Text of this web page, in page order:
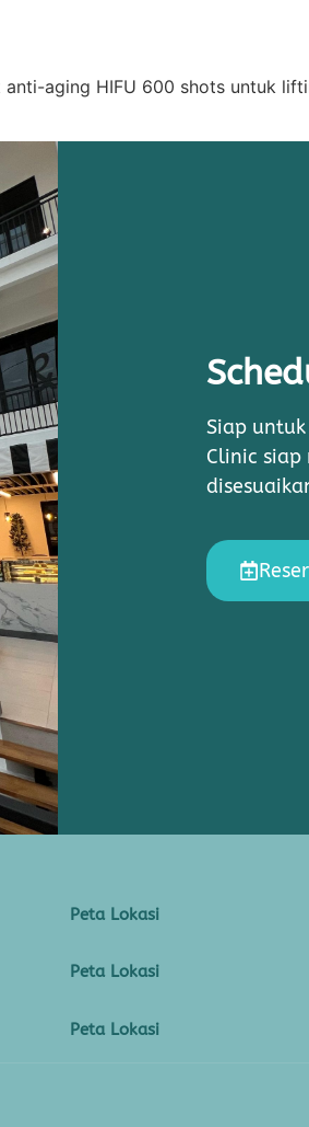
aging HIFU 600 shots untuk
Siap
Clinic
Peta Lokasi
Peta Lokasi
Peta Lokasi